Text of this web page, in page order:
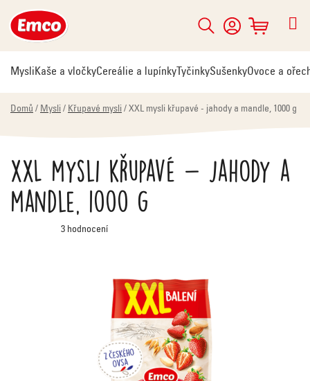
na
obsah
Hledat
NÁKUPNÍ
KOŠÍK
MysliKaše a vločkyCereálie a lupínky TyčinkySušenkyOvoce a
Domů / Mysli / Křupavé mysli / XXL mysli křupavé - jahody a mandle, 1000 g
XXL mysli křupavé - jahody a
mandle, 1000 g
Průměrné
hodnocení
3 hodnocení